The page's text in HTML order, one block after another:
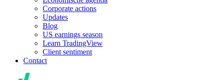
Corporate actions
Updates
Blog
US earnings season
Learn TradingView
Client sentiment
Contact